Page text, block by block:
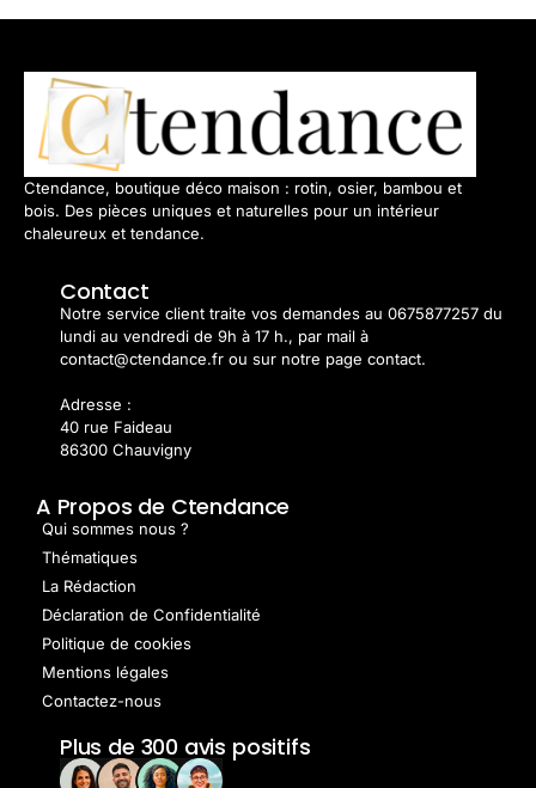
Ctendance, boutique déco maison : rotin, osier, bambou et
bois. Des pièces uniques et naturelles pour un intérieur
chaleureux et tendance.
Contact
Notre service client traite vos demandes au 0675877257 du
lundi au vendredi de 9h à 17 h., par mail à
contact@ctendance.fr ou sur notre page contact.
Adresse :
40 rue Faideau
86300 Chauvigny
A Propos de Ctendance
Qui sommes nous ?
Thématiques
La Rédaction
Déclaration de Confidentialité
Politique de cookies
Mentions légales
Contactez-nous
Plus de 300 avis positifs